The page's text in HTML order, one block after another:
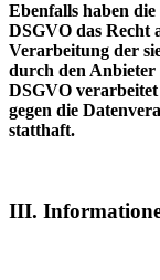
Ebenfalls haben
DSGVO das Recht
Verarbeitung der
durch den Anbieter
DSGVO
gegen die
statthaft.
III.